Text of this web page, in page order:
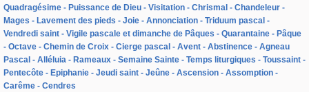
Quadragésime
Puissance de Dieu Visitation Chrismal
Chandeleur
Mages
Lavement des pieds Joie Annonciation
Triduum pascal
Vendredi saint
Vigile pascale et dimanche de Pâques Quarantaine
Pâque
Octave
Chemin de Croix Cierge pascal Avent Abstinence
Agneau
Pascal
Alléluia Rameaux Semaine Sainte Temps liturgiques
Toussaint
Pentecôte
Epiphanie Jeudi saint Jeûne Ascension
Assomption
Carême
Cendres